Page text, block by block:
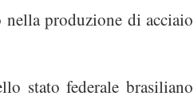
produzione di acciaio
stato federale brasiliano